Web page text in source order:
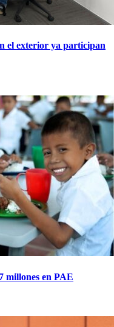
el exterior ya participan
millones en PAE